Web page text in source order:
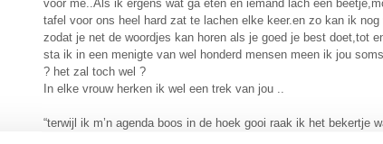
voor me..Als ik ergens wat ga eten en iemand lach een
tafel voor ons heel hard zat te lachen elke keer.en zo kan ik
zodat je net de woordjes kan horen als je goed je best doet,tot
sta ik in een menigte van wel honderd mensen meen ik jou
? het zal toch wel ?
In elke vrouw herken ik wel een trek van jou ..
“terwijl ik m’n agenda boos in de hoek gooi raak ik het bekertje